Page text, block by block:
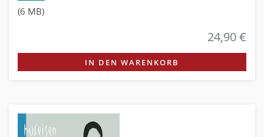
(6 MB)
24,90 €
IN DEN WARENKORB